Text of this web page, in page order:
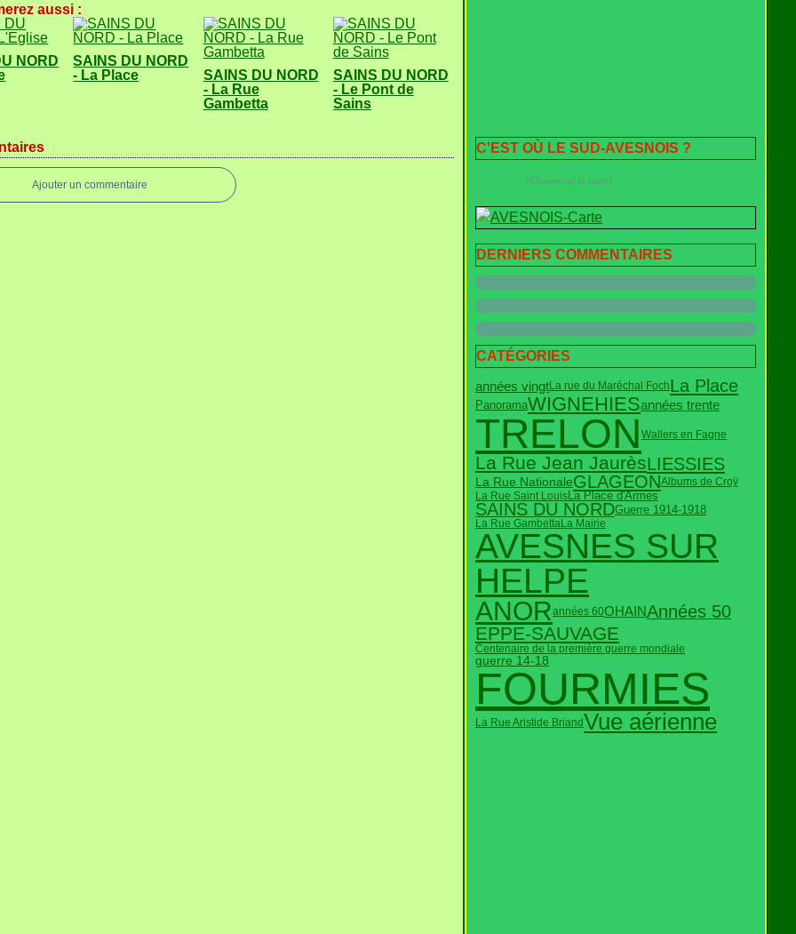
aussi :
NORD
SAINS DU NORD
- La Place
SAINS DU NORD
- La Rue
Gambetta
SAINS DU NORD
- Le Pont de
Sains
Ajouter un commentaire
C'EST OÙ LE SUD-AVESNOIS ?
(Cliquer sur la carte)
DERNIERS COMMENTAIRES
CATÉGORIES
années vingtLa rue du Maréchal FochLa Place
PanoramaWIGNEHIESannées trente
TRELON Wallers en Fagne
La Rue Jean JaurèsLIESSIES
La Rue NationaleGLAGEONAlbums de Croÿ
La Rue Saint LouisLa Place d'Armes
SAINS DU NORDGuerre 1914-1918
La Rue GambettaLa Mairie
AVESNES SUR
HELPE
ANORannées 60OHAINAnnées 50
EPPE-SAUVAGE
Centenaire de la première guerre mondiale
guerre 14-18
FOURMIES
La Rue Aristide BriandVue aérienne